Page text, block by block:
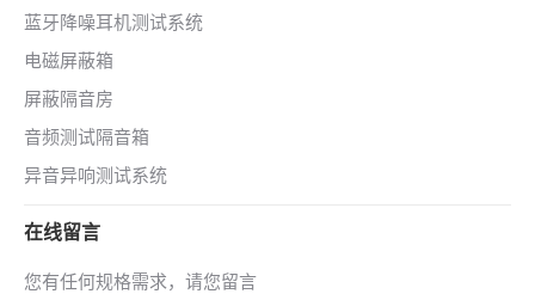
蓝牙降噪耳机测试系统
电磁屏蔽箱
屏蔽隔音房
音频测试隔音箱
异音异响测试系统
在线留言
您有任何规格需求，请您留言